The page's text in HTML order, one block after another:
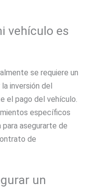
vehículo es
se requiere un
inversión del
el pago del vehículo.
específicos
asegurarte de
de
un